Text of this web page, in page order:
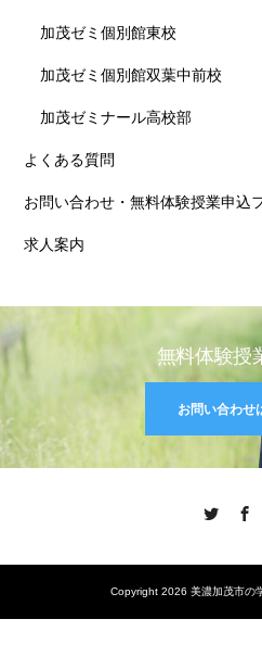
加茂ゼミ個別館東校
加茂ゼミ個別館双葉中前校
加茂ゼミナール高校部
よくある質問
お問い合わせ・無料体験授業申込
求人案内
無料体験授
お問い合わせ
Twitter
Copyright 2026 美濃加茂市